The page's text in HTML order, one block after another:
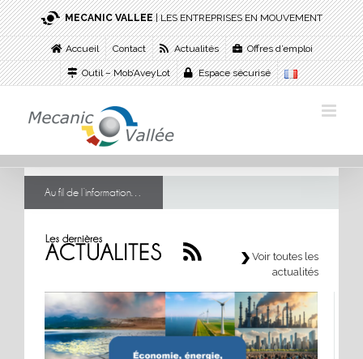
Passer
au
contenu
MECANIC VALLEE| LES ENTREPRISES EN MOUVEMENT
Accueil Contact Actualités Offres d’emploi
Outil – Mob’AveyLot Espace sécurisé
Au fil de l’information…
Voir toutes les
actualités